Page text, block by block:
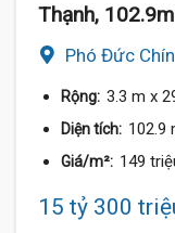
Thạnh,
Phó Đức
Rộng: 3.3 m x
Diện tích: 102.9
Giá/m²: 149
15 tỷ 300